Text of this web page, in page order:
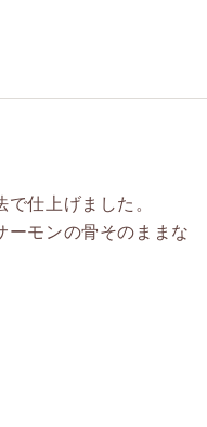
仕上げました。
ーモンの骨そのままな